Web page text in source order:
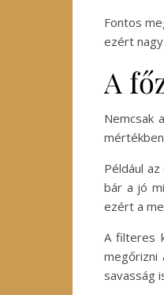
Fontos
ezért
A
Nemcsak
Például
bár a jó
ezért a
A filteres
megőrizni
savasság